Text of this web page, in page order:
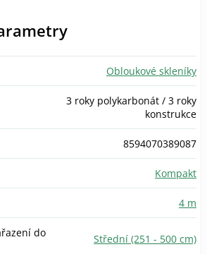
Obloukové skleníky
3 roky polykarbonát / 3 roky
konstrukce
8594070389087
Kompakt
4 m
do
Střední (251 - 500 cm)